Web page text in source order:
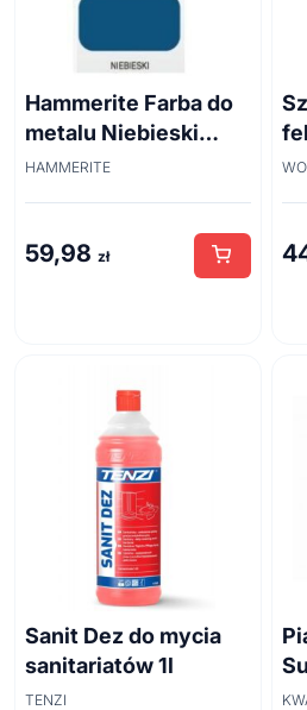
Hammerite Farba do
metalu Niebieski
połysk 0,7 l
HAMMERITE
59,98 zł
Sanit Dez do mycia
sanitariatów 1l
TENZI